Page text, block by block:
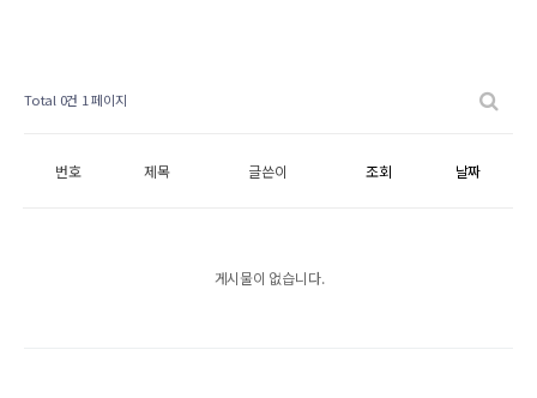
Total 0건 1 페이지
번호 제목 글쓴이 조회 날짜
게시물이 없습니다.